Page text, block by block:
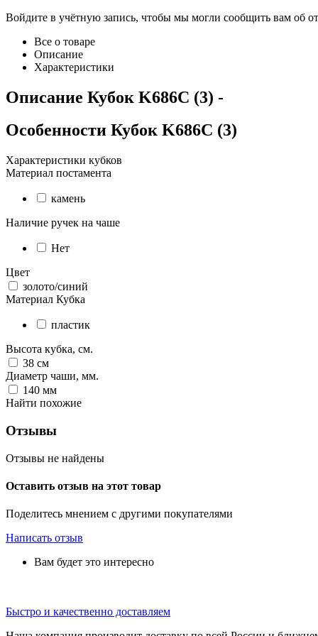
Войдите в учётную запись, чтобы мы могли сообщить вам об
Все о товаре
Описание
Характеристики
Описание Кубок K686C (3) -
Особенности Кубок K686C (3)
Характеристики кубков
Материал постамента
камень
Наличие ручек на чаше
Нет
Цвет
золото/синий
Материал Кубка
пластик
Высота кубка, см.
38 см
Диаметр чаши, мм.
140 мм
Найти похожие
Отзывы
Отзывы не найдены
Оставить отзыв на этот товар
Поделитесь мнением с другими покупателями
Написать отзыв
Вам будет это интересно
Быстро и качественно доставляем